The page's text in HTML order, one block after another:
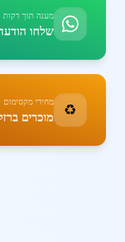
מענה תוך דקות
שלחו
♻️ מחירי מקסימום
מוכרים